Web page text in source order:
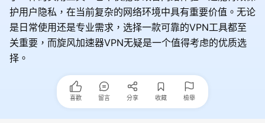
护用户隐私，在当前复杂的网络环境中具有重要价值。无论
是日常使用还是专业需求，选择一款可靠的VPN工具都至
关重要，而旋风加速器VPN无疑是一个值得考虑的优质选
择。
喜歡 留言 分享 收藏 檢舉